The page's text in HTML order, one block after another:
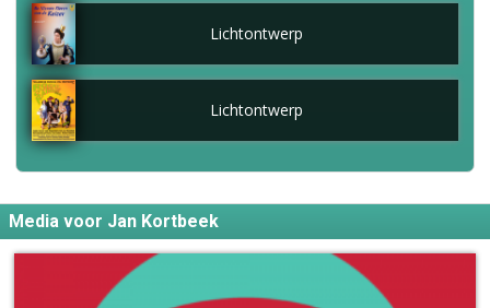
Lichtontwerp
Lichtontwerp
Media voor Jan Kortbeek